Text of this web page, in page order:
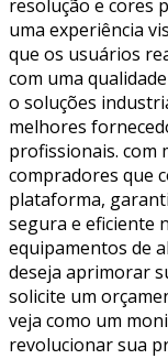
resolução e cores
uma experiência
que os usuários
com uma
o soluções
melhores
profissionais. com
compradores que
plataforma,
segura e eficiente
equipamentos de
deseja aprimorar
solicite um
veja como um
revolucionar sua